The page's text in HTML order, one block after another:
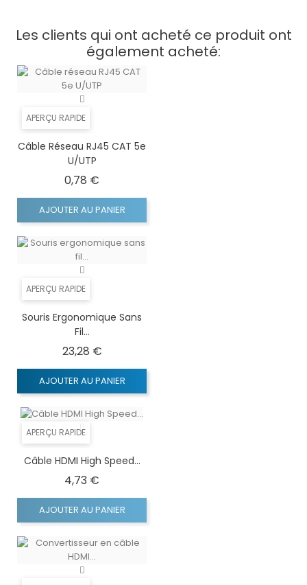
Les clients qui ont acheté ce produit ont
également acheté:
APERÇU RAPIDE
Câble Réseau RJ45 CAT 5e
U/UTP
0,78 €
AJOUTER AU PANIER
APERÇU RAPIDE
Souris Ergonomique Sans
Fil...
23,28 €Prix
AJOUTER AU PANIER
APERÇU RAPIDE
Câble HDMI High Speed...
4,73 €
AJOUTER AU PANIER